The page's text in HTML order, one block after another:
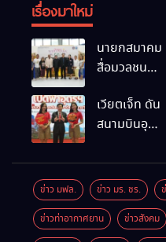
เรื่องมาใหม่
นายกสมาคม
สื่อมวลชน
ประชาสัมพันธ์
เชียงราย
กิจกรรมที่
สำนักงาน
การท่องเที่ยว
และกีฬา
เวียตเจ็ท ดัน
สนามบินอุ
เชื่อมต่อเส้น
ทางนานาชาติ
ข่าว มฟล. ข่าว มร. ชร.
ข่าวท่าอากาศยาน ข่าวสังคม